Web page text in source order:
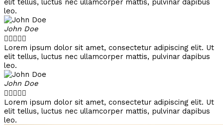
elit tellus, luctus nec ullamcorper mattis, pulvinar dapibus
leo.
John Doe

Lorem ipsum dolor sit amet, consectetur adipiscing elit. Ut
elit tellus, luctus nec ullamcorper mattis, pulvinar dapibus
leo.
John Doe

Lorem ipsum dolor sit amet, consectetur adipiscing elit. Ut
elit tellus, luctus nec ullamcorper mattis, pulvinar dapibus
leo.